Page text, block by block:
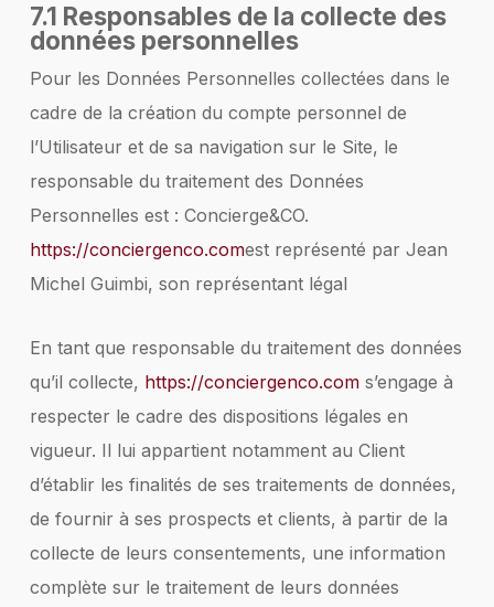
7.1 Responsables de la collecte des
données personnelles
Pour les Données Personnelles collectées dans le
cadre de la création du compte personnel de
l’Utilisateur et de sa navigation sur le Site, le
responsable du traitement des Données
Personnelles est : Concierge&CO.
https://conciergenco.comest représenté par Jean
Michel Guimbi, son représentant légal
En tant que responsable du traitement des données
qu’il collecte, https://conciergenco.coms’engage à
respecter le cadre des dispositions légales en
vigueur. Il lui appartient notamment au Client
d’établir les finalités de ses traitements de données,
de fournir à ses prospects et clients, à partir de la
collecte de leurs consentements, une information
complète sur le traitement de leurs données